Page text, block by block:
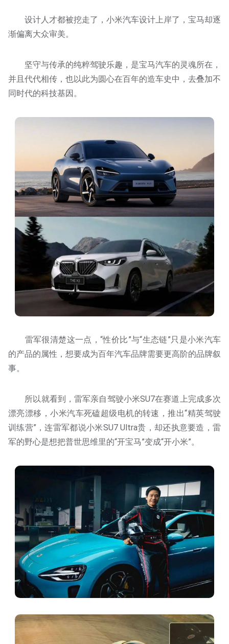
设计人才都被挖走了，小米汽车设计上岸了，宝马却逐
渐偏离大众审美。
坚守与传承的纯粹驾驶乐趣，是宝马汽车的灵魂所在，
并且代代相传，也以此为圆心在百年的造车史中，去叠加不
同时代的科技基因。
雷军很清楚这一点，“性价比”与“生态链”只是小米汽车
的产品的属性，想要成为百年汽车品牌需要更高阶的品牌叙
事。
所以就看到，雷军亲自驾驶小米SU7在赛道上完成多次
漂亮漂移，小米汽车死磕超级电机的转速，推出“精英驾驶
训练营”，连雷军都说小米SU7 Ultra贵，却还执意要造，雷
军的野心是想把普世思维里的“开宝马”变成“开小米”。